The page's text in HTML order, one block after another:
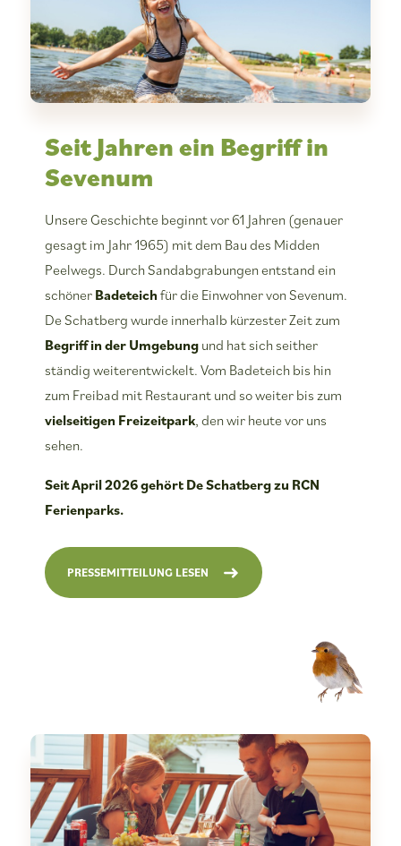
Seit Jahren ein Begriff in
Sevenum
Unsere Geschichte beginnt vor 61 Jahren (genauer
gesagt im Jahr 1965) mit dem Bau des Midden
Peelwegs. Durch Sandabgrabungen entstand ein
schöner Badeteichfür die Einwohner von Sevenum.
De Schatberg wurde innerhalb kürzester Zeit zum
Begriff in der Umgebungund hat sich seither
ständig weiterentwickelt. Vom Badeteich bis hin
zum Freibad mit Restaurant und so weiter bis zum
vielseitigen Freizeitpark, den wir heute vor uns
sehen.
Seit April 2026 gehört De Schatberg zu RCN
Ferienparks.
PRESSEMITTEILUNG LESEN